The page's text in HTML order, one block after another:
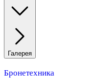
Галерея
Бронетехника